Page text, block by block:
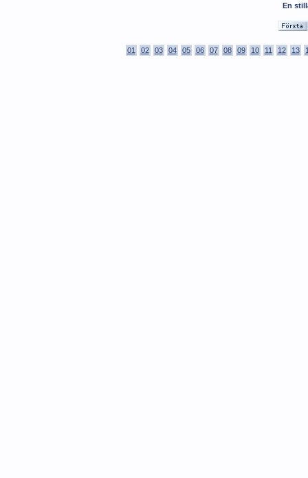
En
01 02 03 04 05 06 07 08 09 10 11 12 13